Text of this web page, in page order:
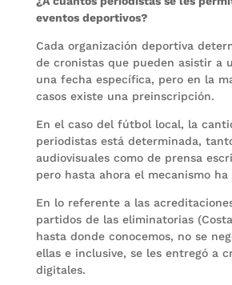
eventos deportivos?
Cada organización deportiva
de cronistas que pueden asistir a
una fecha específica, pero en la
casos existe una preinscripción.
En el caso del fútbol local, la
periodistas está determinada,
audiovisuales como de prensa
pero hasta ahora el mecanismo
En lo referente a las
partidos de las eliminatorias
hasta donde conocemos, no se
ellas e inclusive, se les entregó a
digitales.